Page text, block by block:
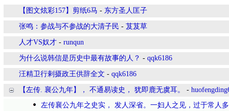
【图文炫彩157】剪纸6马 - 东方圣人匡子
张鸣：参战与不参战的大清子民 - 芨芨草
人才VS奴才 - runqun
为什么说韩信是历史中最有故事的人？ - qqk6186
汪精卫行剌摄政王供辞全文 - qqk6186
【左传. 襄公九年】， 不通易读史， 犹即鹿无虞耳。 -
左传襄公九年之史实， 发人深省。一妇人之见，过于常人